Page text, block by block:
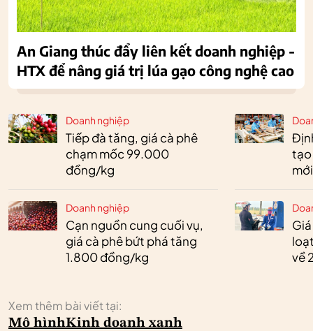
Doanh nghiệp
Tiếp đà tăng, giá cà phê
chạm mốc 99.000
đồng/kg
Doanh nghiệp
Cạn nguồn cung cuối vụ,
giá cà phê bứt phá tăng
1.800 đồng/kg
tạo
về
Xem thêm bài viết tại:
Mô hìnhKinh doanh xanh
An Giang thúc đẩy liên kết doanh nghiệp -
HTX để nâng giá trị lúa gạo công nghệ cao